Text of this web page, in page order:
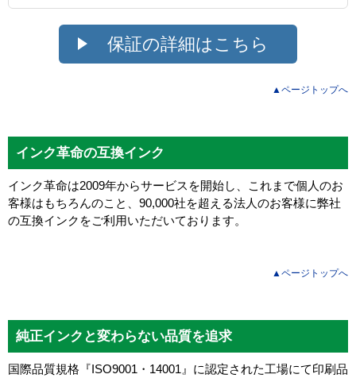
保証の詳細はこちら
▲ページトップへ
インク革命の互換インク
インク革命は2009年からサービスを開始し、これまで個人のお
客様はもちろんのこと、90,000社を超える法人のお客様に弊社
の互換インクをご利用いただいております。
▲ページトップへ
純正インクと変わらない品質を追求
国際品質規格『ISO9001・14001』に認定された工場にて印刷品